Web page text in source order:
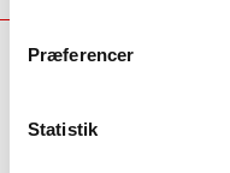
Præferencer
Statistik